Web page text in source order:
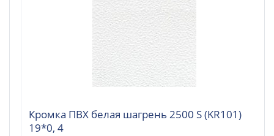
Кромка ПВХ белая шагрень 2500 S (KR101)
19*0, 4